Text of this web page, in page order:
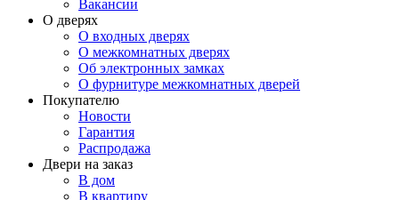
Вакансии
О дверях
О входных дверях
О межкомнатных дверях
Об электронных замках
О фурнитуре межкомнатных дверей
Покупателю
Новости
Гарантия
Распродажа
Двери на заказ
В дом
В квартиру